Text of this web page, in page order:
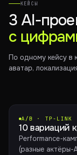
КЕЙСЫ
3 AI-
с
По одному кейсу в
аватар,
A/B · TP-LINK
10 вариаций
Performance-
(разные актёры-